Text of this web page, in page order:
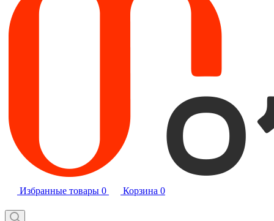
Избранные товары 0 Корзина 0